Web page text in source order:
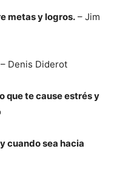
metas y logros. – Jim
– Denis Diderot
que te cause estrés y
cuando sea hacia